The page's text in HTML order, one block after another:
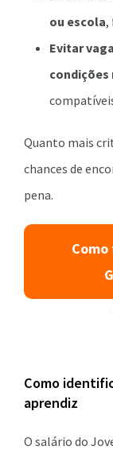
ou escola,
Evitar
condições
Quanto mais
chances de
pena.
Como
aprendiz
O salário do